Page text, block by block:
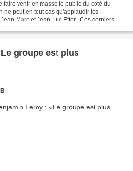
faire venir en masse le public du côté du
ne peut en tout cas qu'applaudir les
Marc et Jean-Luc Ettori. Ces derniers
groupe est plus